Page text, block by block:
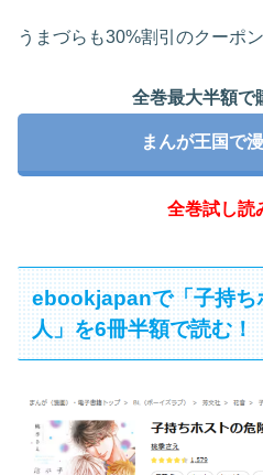
うまづらも30%割引のクーポ
全巻最大半額で
まんが王国で
全巻試し読
ebookjapanで「子持ち
人」を6冊半額で読む！